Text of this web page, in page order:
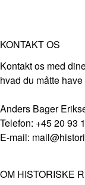
KONTAKT OS
Kontakt os med
hvad du måtte
Anders Bager
Telefon: +45 20 93
E-mail:
OM HISTORISKE